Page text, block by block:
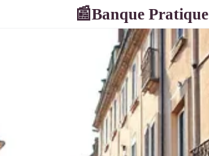
📰Banque Pratique